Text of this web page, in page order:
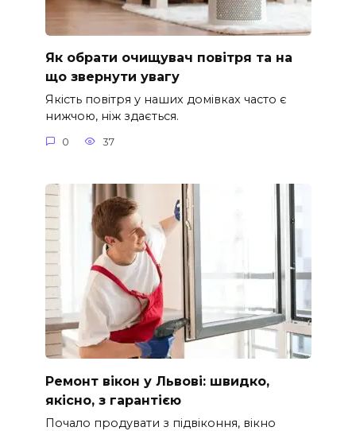
Як обрати очищувач повітря та на
що звернути увагу
Якість повітря у наших домівках часто є
нижчою, ніж здається.
0 37
Ремонт вікон у Львові: швидко,
якісно, з гарантією
Почало продувати з підвіконня, вікно